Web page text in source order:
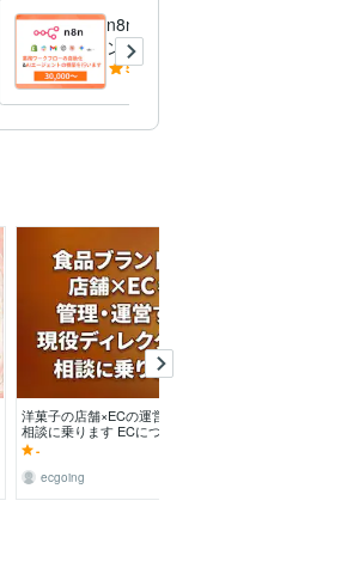
n8n業務自動化・AIエージェ
ント構築します 業務効率化
とAIエージェント導入で時間
5.0
洋菓子の店舗×ECの運営について
相談に乗ります ECについて、そ
の拡大について、実店舗との兼ね
合いについて
-
ecgoing